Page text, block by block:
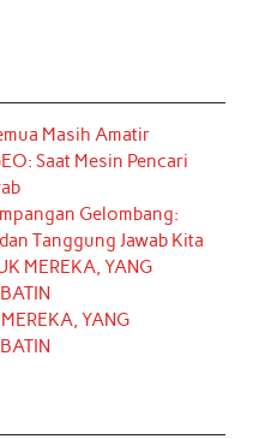
Masih Amatir
Saat Mesin Pencari
Gelombang:
Tanggung Jawab Kita
MEREKA, YANG
YANG